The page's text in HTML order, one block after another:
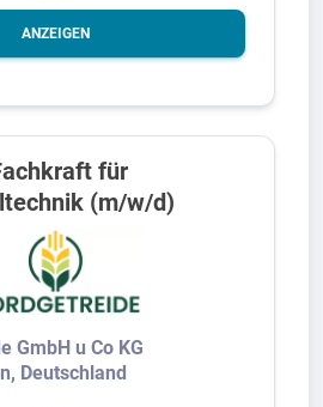
ANZEIGEN
für
(m/w/d)
GmbH u Co KG
Deutschland